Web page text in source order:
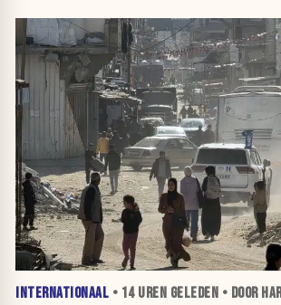
INTERNATIONAAL • 14 UREN GELEDEN • DOOR